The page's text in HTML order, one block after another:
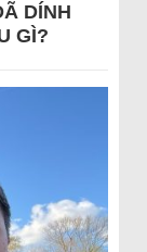
DÍNH
GÌ?